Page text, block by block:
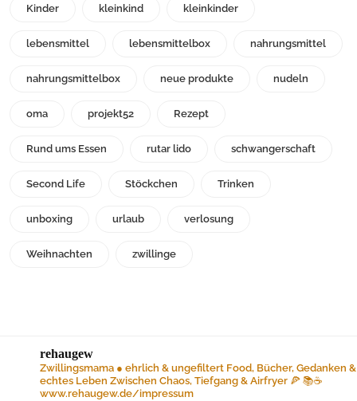
Kinder kleinkind kleinkinder
lebensmittel lebensmittelbox nahrungsmittel
nahrungsmittelbox neue produkte nudeln
oma projekt52 Rezept
Rund ums Essen rutar lido schwangerschaft
Second Life Stöckchen Trinken
unboxing urlaub verlosung
Weihnachten zwillinge
rehaugew
Zwillingsmama ● ehrlich & ungefiltert Food, Bücher, Gedanken &
echtes Leben Zwischen Chaos, Tiefgang & Airfryer 🍕 📚☕️
www.rehaugew.de/impressum